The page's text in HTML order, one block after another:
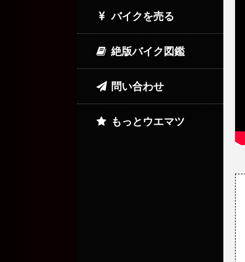
バイクを売る
絶版バイク図鑑
問い合わせ
もっとウエマツ